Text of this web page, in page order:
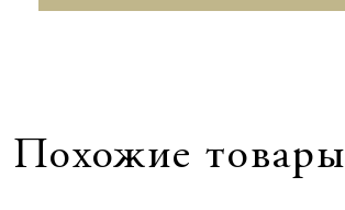
Похожие товары